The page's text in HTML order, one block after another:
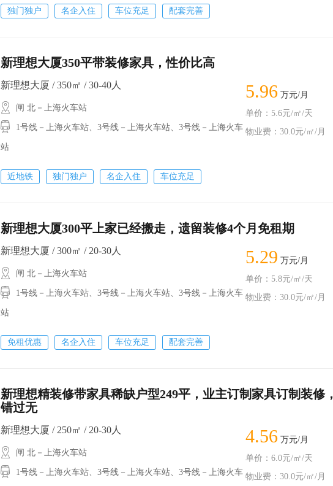
独门独户 名企入住 车位充足 配套完善
新理想大厦350平带装修家具，性价比高
新理想大厦 / 350㎡ / 30-40人
闸 北－上海火车站
1号线－上海火车站、3号线－上海火车站、3号线－上海火车
站
近地铁 独门独户 名企入住 车位充足
5.96 万元/月
单价：5.6元/㎡/天
物业费：30.0元/㎡/月
新理想大厦300平上家已经搬走，遗留装修4个月免租期
新理想大厦 / 300㎡ / 20-30人
闸 北－上海火车站
1号线－上海火车站、3号线－上海火车站、3号线－上海火车
站
免租优惠 名企入住 车位充足 配套完善
5.29 万元/月
单价：5.8元/㎡/天
物业费：30.0元/㎡/月
新理想精装修带家具稀缺户型249平，业主订制家具订制装修，
错过无
新理想大厦 / 250㎡ / 20-30人
闸 北－上海火车站
1号线－上海火车站、3号线－上海火车站、3号线－上海火车
4.56 万元/月
单价：6.0元/㎡/天
物业费：30.0元/㎡/月